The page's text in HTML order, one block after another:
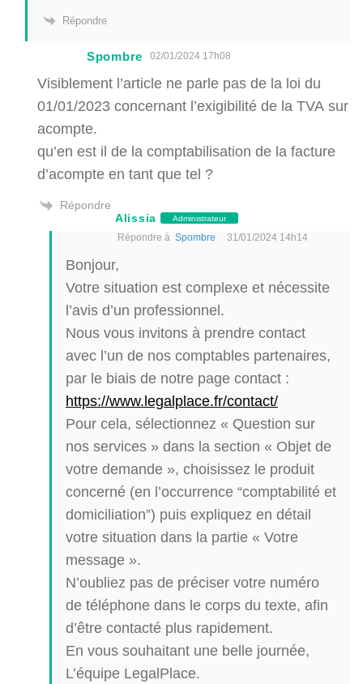
Répondre
Spombre 02/01/2024 17h08
Visiblement l’article ne parle pas de la loi du
01/01/2023 concernant l’exigibilité de la TVA sur
acompte.
qu’en est il de la comptabilisation de la facture
d’acompte en tant que tel ?
Répondre
Alissia
Administrateur
Répondre à Spombre 31/01/2024 14h14
Bonjour,
Votre situation est complexe et nécessite
l’avis d’un professionnel.
Nous vous invitons à prendre contact
avec l’un de nos comptables partenaires,
par le biais de notre page contact :
https://www.legalplace.fr/contact/
Pour cela, sélectionnez « Question sur
nos services » dans la section « Objet de
votre demande », choisissez le produit
concerné (en l’occurrence “comptabilité et
domiciliation”) puis expliquez en détail
votre situation dans la partie « Votre
message ».
N’oubliez pas de préciser votre numéro
de téléphone dans le corps du texte, afin
d’être contacté plus rapidement.
En vous souhaitant une belle journée,
L’équipe LegalPlace.